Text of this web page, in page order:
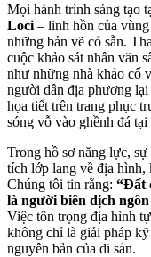
Mọi hành trình sáng tạo
Loci – linh hồn của
những bản vẽ có sẵn.
cuộc khảo sát nhân văn
như những nhà khảo cổ
người dân địa phương
họa tiết trên trang phục
sóng vỗ vào ghềnh đá
Trong hồ sơ năng lực,
tích lớp lang về địa hình,
Chúng tôi tin rằng: “Đất
là người biên dịch
Việc tôn trọng địa hình
không chỉ là giải pháp
nguyên bản của di sản.